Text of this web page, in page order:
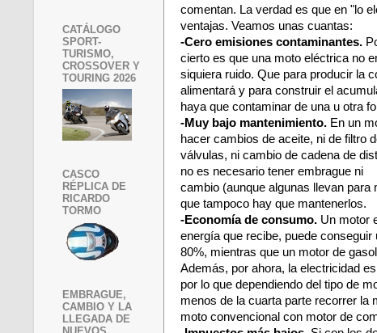
comentan. La verdad es que en "lo
ventajas. Veamos unas cuantas:
-Cero emisiones contaminantes.
cierto es que una moto eléctrica no
siquiera ruido. Que para producir la
alimentará y para construir el
haya que contaminar de una u otra
-Muy bajo mantenimiento. En un
hacer cambios de aceite, ni de filtro
válvulas, ni cambio de cadena de
no es necesario tener embrague ni
cambio (aunque algunas llevan para
que tampoco hay que mantenerlos.
-Economía de consumo. Un motor
energía que recibe, puede conseguir
80%, mientras que un motor de
Además, por ahora, la electricidad
por lo que dependiendo del tipo de
menos de la cuarta parte recorrer la
moto convencional con motor de
CATÁLOGO
SPORT-
TURISMO,
CROSSOVER Y
TOURING 2026
CASCO
RÉPLICA DE
RICARDO
TORMO
EMBRAGUE,
CAMBIO Y LA
LLEGADA DE